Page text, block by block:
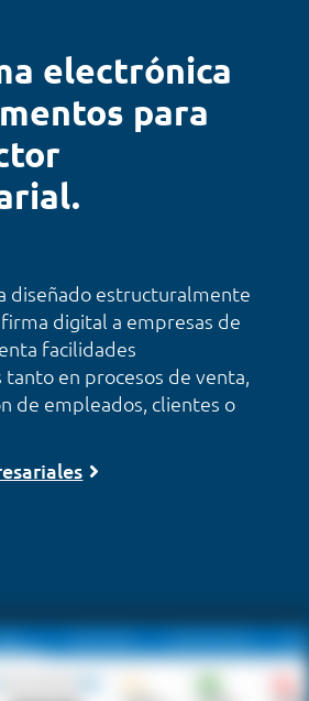
electrónica
para
diseñado estructuralmente
digital a empresas de
facilidades
en procesos de venta,
de empleados, clientes o